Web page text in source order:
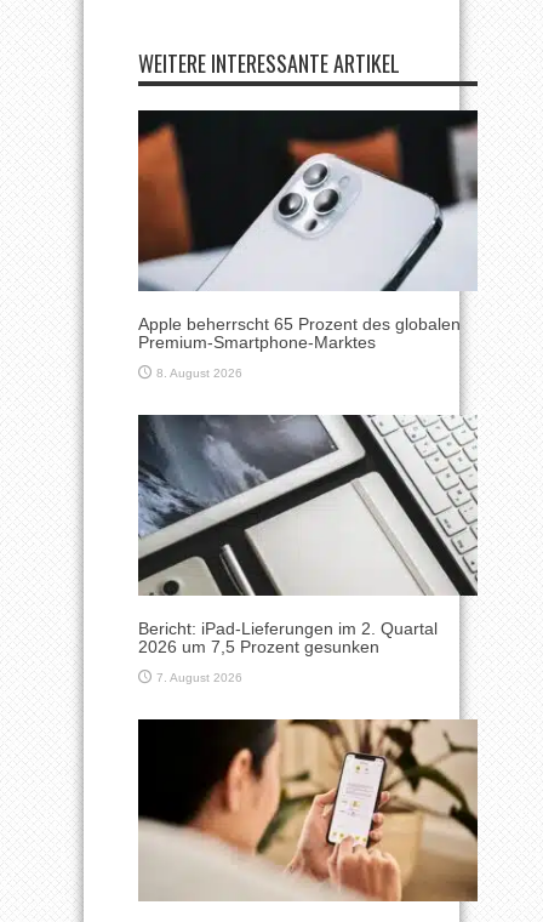
WEITERE INTERESSANTE ARTIKEL
Apple beherrscht 65 Prozent des globalen
Premium-Smartphone-Marktes
8. August 2026
Bericht: iPad-Lieferungen im 2. Quartal
2026 um 7,5 Prozent gesunken
7. August 2026